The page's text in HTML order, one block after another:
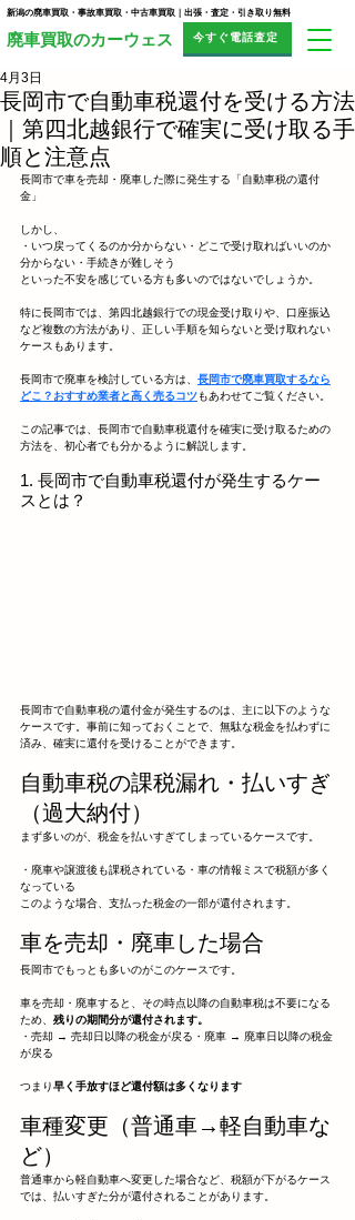
今すぐ電話査定
​廃車買取のカーウェス
新潟の廃車買取・事故車買取・中古車買取｜出張・査定・引き取り無料
長岡市で自動車税還付を受ける方法
｜第四北越銀行で確実に受け取る手
順と注意点
4月3日
長岡市で車を売却・廃車した際に発生する「自動車税の還付
金」
しかし、
・いつ戻ってくるのか分からない・どこで受け取ればいいのか
分からない・手続きが難しそう
といった不安を感じている方も多いのではないでしょうか。
特に長岡市では、第四北越銀行での現金受け取りや、口座振込
など複数の方法があり、正しい手順を知らないと受け取れない
ケースもあります。
長岡市で廃車を検討している方は、 長岡市で廃車買取するなら
どこ？おすすめ業者と高く売るコツもあわせてご覧ください。
この記事では、長岡市で自動車税還付を確実に受け取るための
方法を、初心者でも分かるように解説します。
1. 長岡市で自動車税還付が発生するケー
スとは？
長岡市で自動車税の還付金が発生するのは、主に以下のような
ケースです。事前に知っておくことで、無駄な税金を払わずに
済み、確実に還付を受けることができます。
自動車税の課税漏れ・払いすぎ
（過大納付）
まず多いのが、税金を払いすぎてしまっているケースです。
・廃車や譲渡後も課税されている・車の情報ミスで税額が多く
なっている
このような場合、支払った税金の一部が還付されます。
車を売却・廃車した場合
長岡市でもっとも多いのがこのケースです。
車を売却・廃車すると、その時点以降の自動車税は不要になる
ため、 残りの期間分が還付されます。
・売却 → 売却日以降の税金が戻る・廃車 → 廃車日以降の税金
が戻る
つまり早く手放すほど還付額は多くなります
車種変更（普通車→軽自動車な
ど）
普通車から軽自動車へ変更した場合など、税額が下がるケース
では、払いすぎた分が還付されることがあります。